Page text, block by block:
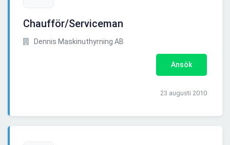
Chaufför/Serviceman
Dennis Maskinuthyrning AB
Ansök
23 augusti 2010